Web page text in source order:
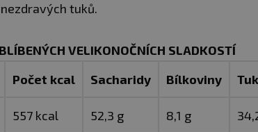
tuků.
VELIKONOČNÍCH SLADKOSTÍ
Počet kcal Sacharidy Bílkoviny
557 kcal 52,3 g 8,1 g